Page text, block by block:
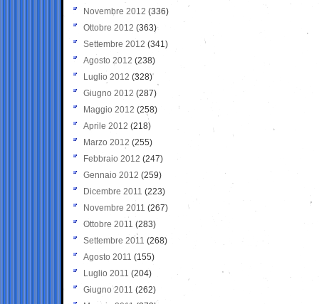
Novembre 2012 (336)
Ottobre 2012 (363)
Settembre 2012 (341)
Agosto 2012 (238)
Luglio 2012 (328)
Giugno 2012 (287)
Maggio 2012 (258)
Aprile 2012 (218)
Marzo 2012 (255)
Febbraio 2012 (247)
Gennaio 2012 (259)
Dicembre 2011 (223)
Novembre 2011 (267)
Ottobre 2011 (283)
Settembre 2011 (268)
Agosto 2011 (155)
Luglio 2011 (204)
Giugno 2011 (262)